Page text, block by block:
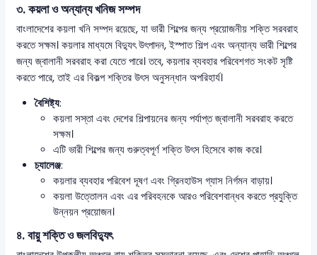
৩. কয়লা ও অন্যান্য খনিজ সম্পদ
বাংলাদেশের কয়লা খনি সম্পদ রয়েছে, যা ভারী শিল্পের জন্য প্রয়োজনীয় শক্তি সরবরাহ
করতে সক্ষম। কয়লার মাধ্যমে বিদ্যুৎ উৎপাদন, ইস্পাত শিল্প এবং অন্যান্য ভারী শিল্পের
জন্য জ্বালানী সরবরাহ করা যেতে পারে। তবে, কয়লার ব্যবহার পরিবেশগত সংকট সৃষ্টি
করতে পারে, তাই এর বিকল্প শক্তির উৎস অনুসন্ধান অপরিহার্য।
বৈশিষ্ট্য:
কয়লা সস্তা এবং দেশের শিল্পায়নের জন্য পর্যাপ্ত জ্বালানী সরবরাহ করতে
সক্ষম।
এটি ভারী শিল্পের জন্য গুরুত্বপূর্ণ শক্তি উৎস হিসেবে কাজ করে।
চ্যালেঞ্জ:
কয়লার ব্যবহার পরিবেশ দূষণ এবং গ্রিনহাউস গ্যাস নির্গমন বাড়ায়।
কয়লা উত্তোলন এবং এর পরিবহনকে আরও পরিবেশবান্ধব করতে প্রযুক্তি
উন্নয়ন প্রয়োজন।
৪. বায়ু শক্তি ও জলবিদ্যুৎ